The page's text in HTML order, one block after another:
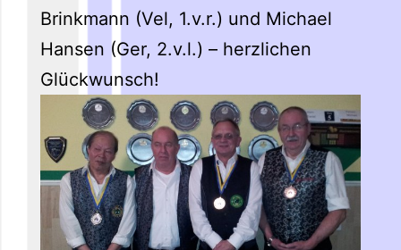
Brinkmann (Vel, 1.v.r.) und Michael
Hansen (Ger, 2.v.l.) – herzlichen
Glückwunsch!